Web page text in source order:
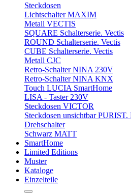
Steckdosen
Lichtschalter MAXIM
Metall VECTIS
SQUARE Schalterserie. Vectis
ROUND Schalterserie. Vectis
CUBE Schalterserie. Vectis
Metall CJC
Retro-Schalter NINA 230V
Retro-Schalter NINA KNX
Touch LUCIA SmartHome
LISA - Taster 230V
Steckdosen VICTOR
Steckdosen unsichtbar
Drehschalter
Schwarz MATT
SmartHome
Limited Editions
Muster
Kataloge
Einzelteile